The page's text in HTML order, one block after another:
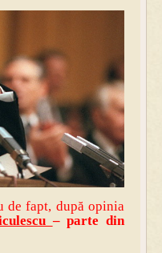
de fapt, după opinia
– parte din